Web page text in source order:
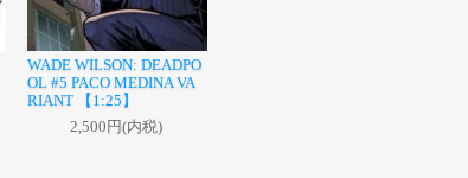
WADE WILSON: DEADPO
OL #5 PACO MEDINA VA
RIANT 【1:25】
2,500円(内税)